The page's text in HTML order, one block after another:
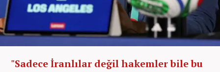
"Sadece İranlılar değil hakemler bile bu